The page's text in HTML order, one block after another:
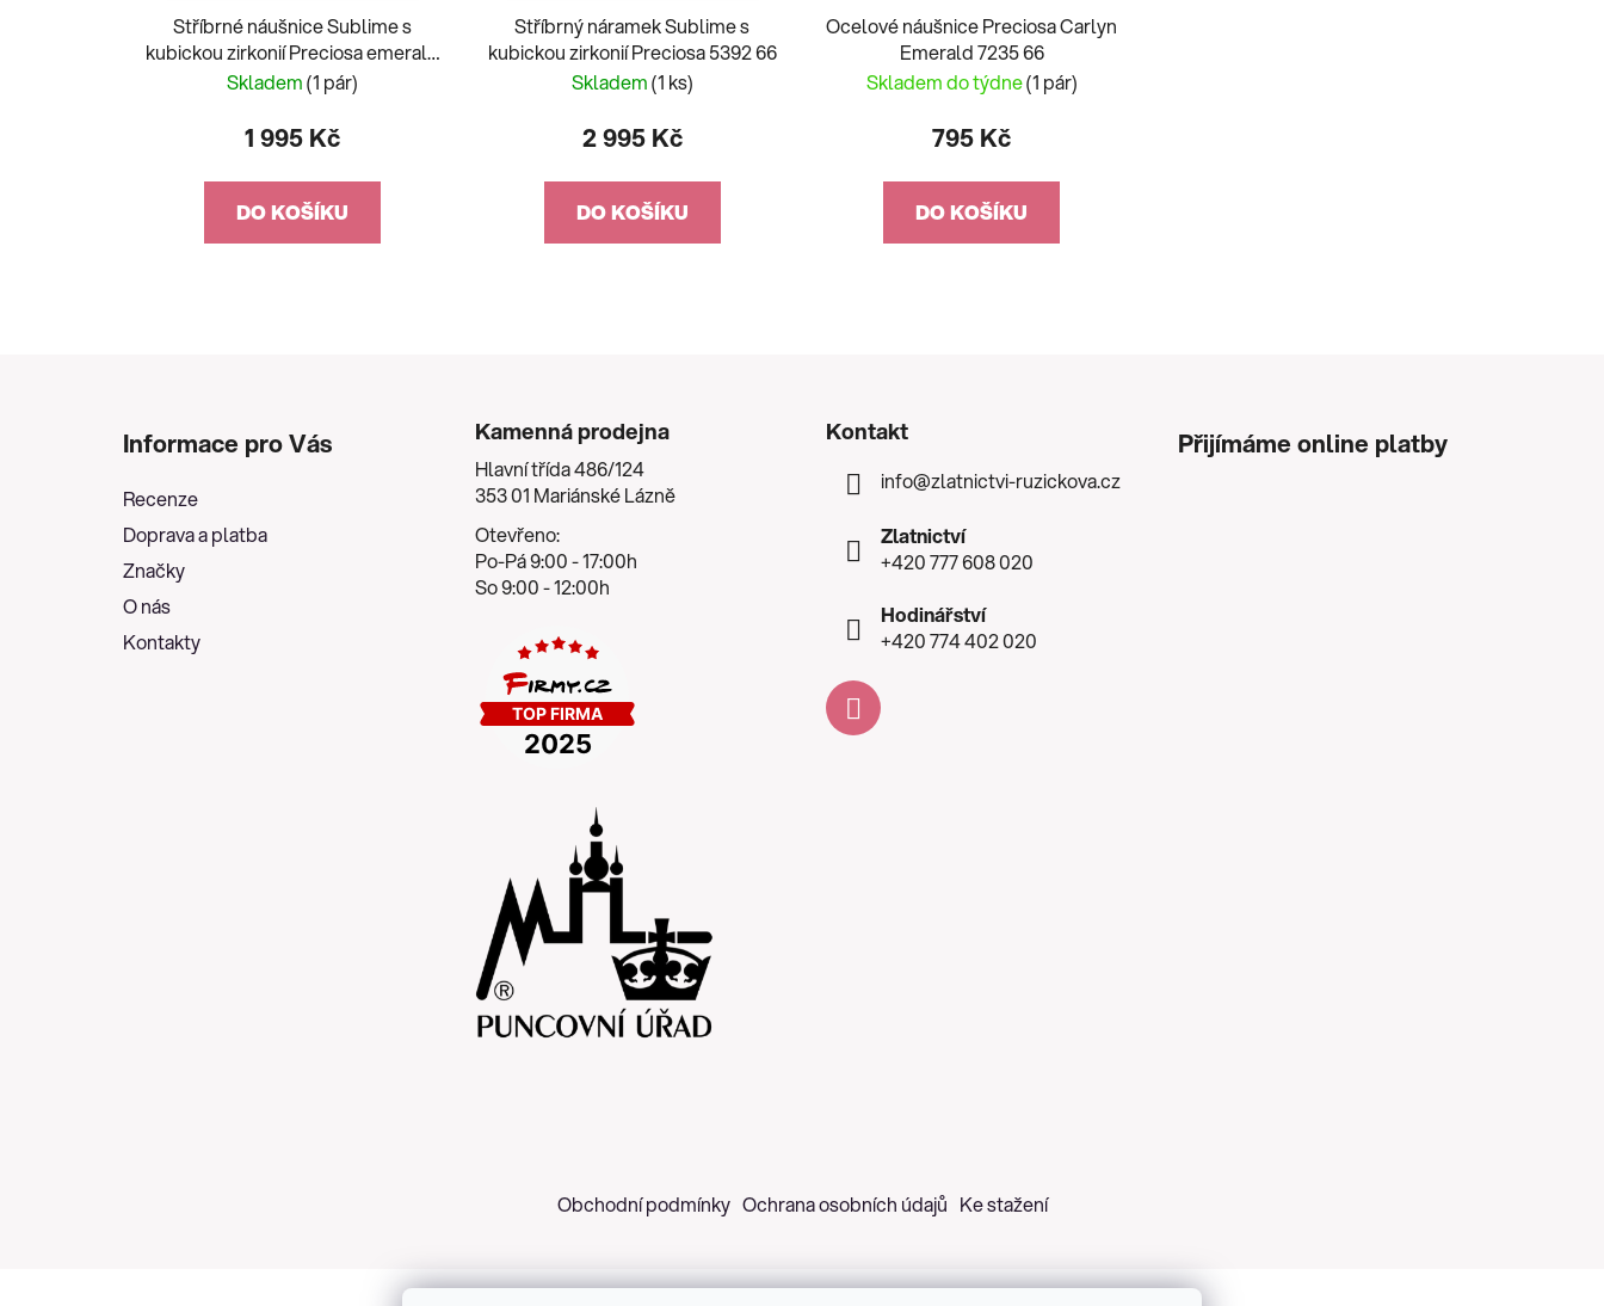
Stříbrné náušnice Sublime s
kubickou zirkonií Preciosa emerald
5391 66
Skladem(1 pár)
1 995 Kč
DO KOŠÍKU
Stříbrný náramek Sublime s
kubickou zirkonií Preciosa 5392 66
Skladem(1 ks)
2 995 Kč
DO KOŠÍKU
Ocelové náušnice Preciosa Carlyn
Emerald 7235 66
Skladem do týdne(1 pár)
795 Kč
DO KOŠÍKU
Informace pro Vás
Recenze
Doprava a platba
Značky
O nás
Kontakty
Kamenná prodejna
Hlavní třída 486/124
353 01 Mariánské Lázně
Otevřeno:
Po-Pá 9:00 - 17:00h
So 9:00 - 12:00h
Kontakt
info@zlatnictvi-ruzickova.cz
Zlatnictví
+420 777 608 020
Hodinářství
+420 774 402 020
Přijímáme online platby
Obchodní podmínky Ochrana osobních údajů Ke stažení